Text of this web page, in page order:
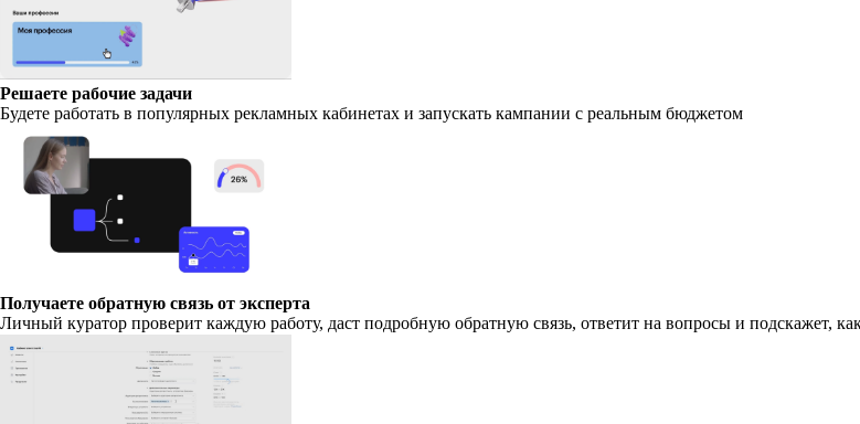
Решаете рабочие задачи
Будете работать в популярных рекламных кабинетах и запускать кампании с реальным бюджетом
Получаете обратную связь от эксперта
Личный куратор проверит каждую работу, даст подробную обратную связь, ответит на вопросы и подскажет,